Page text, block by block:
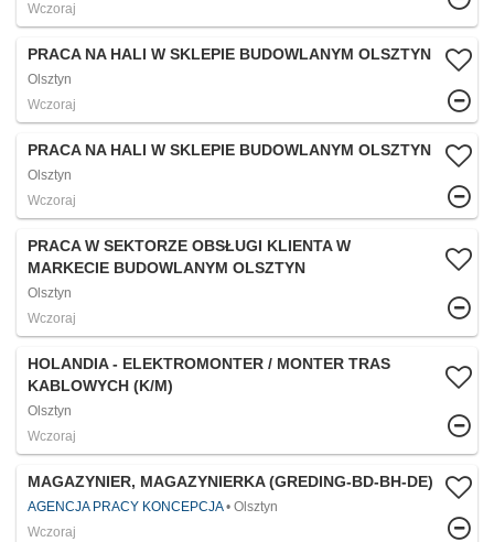
Wczoraj
PRACA NA HALI W SKLEPIE BUDOWLANYM OLSZTYN
Olsztyn
Wczoraj
PRACA NA HALI W SKLEPIE BUDOWLANYM OLSZTYN
Olsztyn
Wczoraj
PRACA W SEKTORZE OBSŁUGI KLIENTA W
MARKECIE BUDOWLANYM OLSZTYN
Olsztyn
Wczoraj
HOLANDIA - ELEKTROMONTER / MONTER TRAS
KABLOWYCH (K/M)
Olsztyn
Wczoraj
MAGAZYNIER, MAGAZYNIERKA (GREDING-BD-BH-DE)
AGENCJA PRACY KONCEPCJA
Olsztyn
Wczoraj